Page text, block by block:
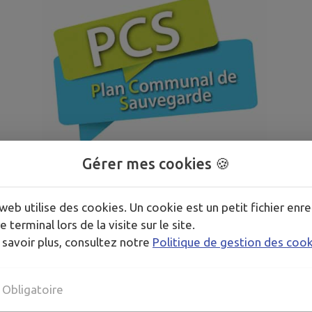
risque (élus, agents municipaux, bénévoles,
sanitaires . Il a pour objectif l’information
et des risques(présents et à venir, par exemple liés
sur les
Gérer mes cookies 🍪
utilise des cookies. Un cookie est un petit fichier
terminal lors de la visite sur le site.
savoir plus, consultez notre Politique de gestion des
Obligatoire